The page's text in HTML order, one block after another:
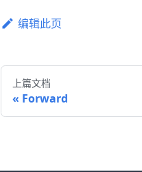
编辑此页
上篇文档
Forward